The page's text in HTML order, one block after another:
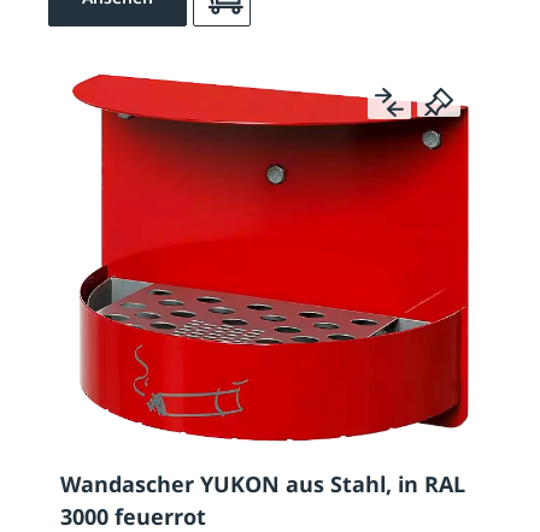
Wandascher YUKON aus Stahl, in RAL
3000 feuerrot